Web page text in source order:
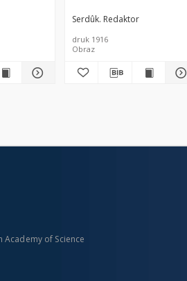
Serdûk. Redaktor
druk 1916
Obraz
of Science